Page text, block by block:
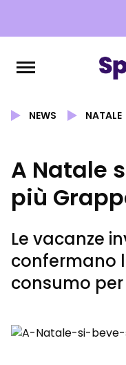
NEWS NATALE
A Natale
più
Le vacanze
confermano
consumo